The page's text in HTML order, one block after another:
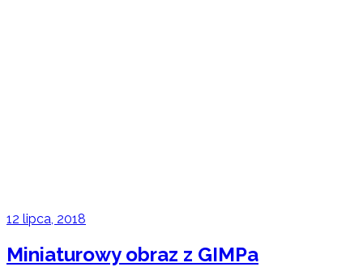
12 lipca, 2018
Miniaturowy obraz z GIMPa